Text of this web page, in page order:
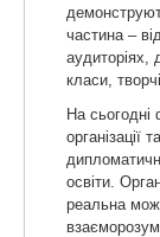
частина –
аудиторіях,
класи,
На
організації
освіти.
реальна